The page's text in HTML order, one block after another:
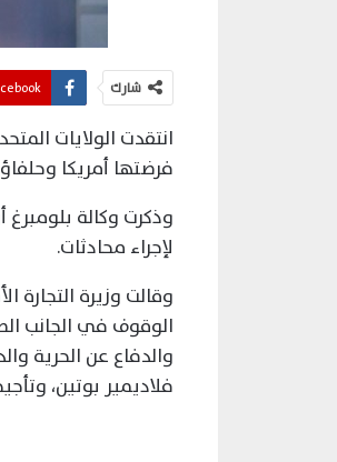
شارك
انتقدت الولايات
فرضتها أمريكا
وذكرت وكالة
لإجراء محادثات.
وقالت وزيرة
الوقوف في الجانب
والدفاع عن الحرية
فلاديمير بوتين،